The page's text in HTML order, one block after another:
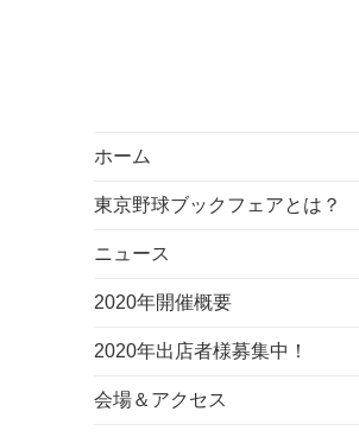
ホーム
東京野球ブックフェアとは？
ニュース
2020年開催概要
2020年出店者様募集中！
会場＆アクセス